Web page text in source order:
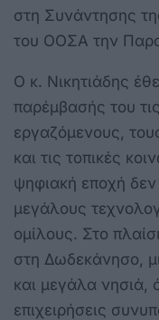
στη Συνάντησης
του ΟΟΣΑ την
Ο κ. Νικητιάδης
παρέμβασής του
εργαζόμενους,
και τις τοπικές
ψηφιακή εποχή
μεγάλους
ομίλους. Στο
στη Δωδεκάνησο,
και μεγάλα νησιά,
επιχειρήσεις